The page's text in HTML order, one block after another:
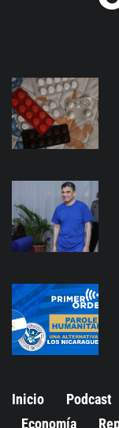
Inicio Podcast
Economía